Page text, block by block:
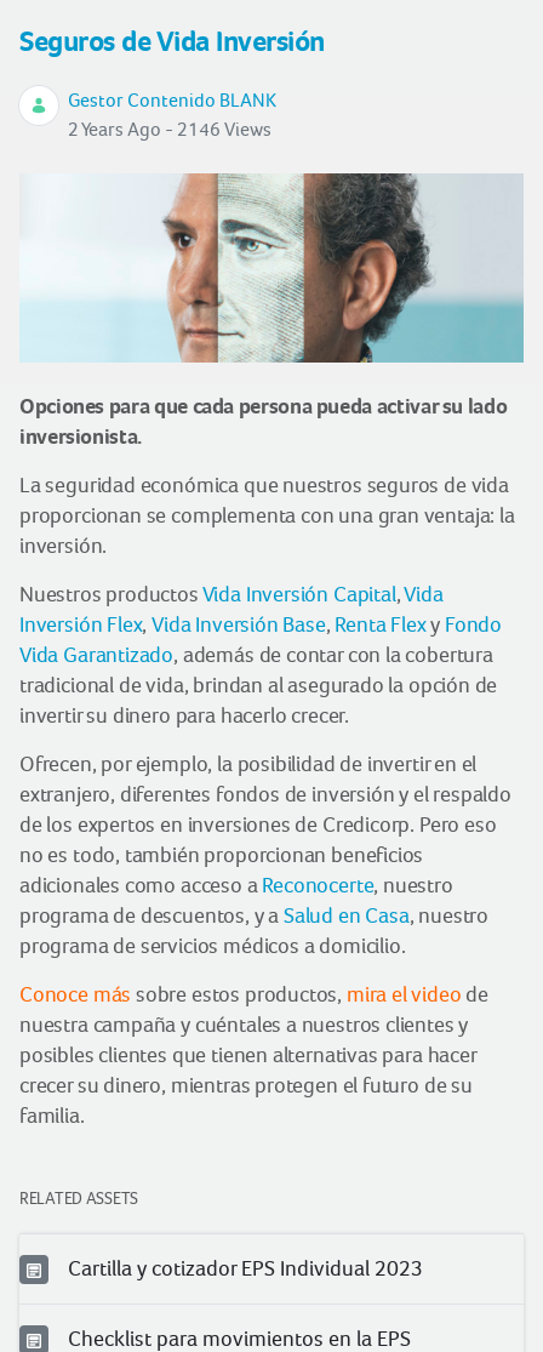
Seguros de Vida Inversión
Gestor Contenido BLANK
2 Years Ago - 2146 Views
Opciones para que cada persona pueda activar su lado
inversionista.
La seguridad económica que nuestros seguros de vida
proporcionan se complementa con una gran ventaja: la
inversión.
Nuestros productos Vida Inversión Capital,Vida
Inversión Flex,Vida Inversión Base, Renta Flexy Fondo
Vida Garantizado, además de contar con la cobertura
tradicional de vida, brindan al asegurado la opción de
invertir su dinero para hacerlo crecer.
Ofrecen, por ejemplo, la posibilidad de invertir en el
extranjero, diferentes fondos de inversión y el respaldo
de los expertos en inversiones de Credicorp. Pero eso
no es todo, también proporcionan beneficios
adicionales como acceso a Reconocerte, nuestro
programa de descuentos, y a Salud en Casa, nuestro
programa de servicios médicos a domicilio.
Conoce más sobre estos productos, mira el video de
nuestra campaña y cuéntales a nuestros clientes y
posibles clientes que tienen alternativas para hacer
crecer su dinero, mientras protegen el futuro de su
familia.
RELATED ASSETS
Cartilla y cotizador EPS Individual 2023
Checklist para movimientos en la EPS